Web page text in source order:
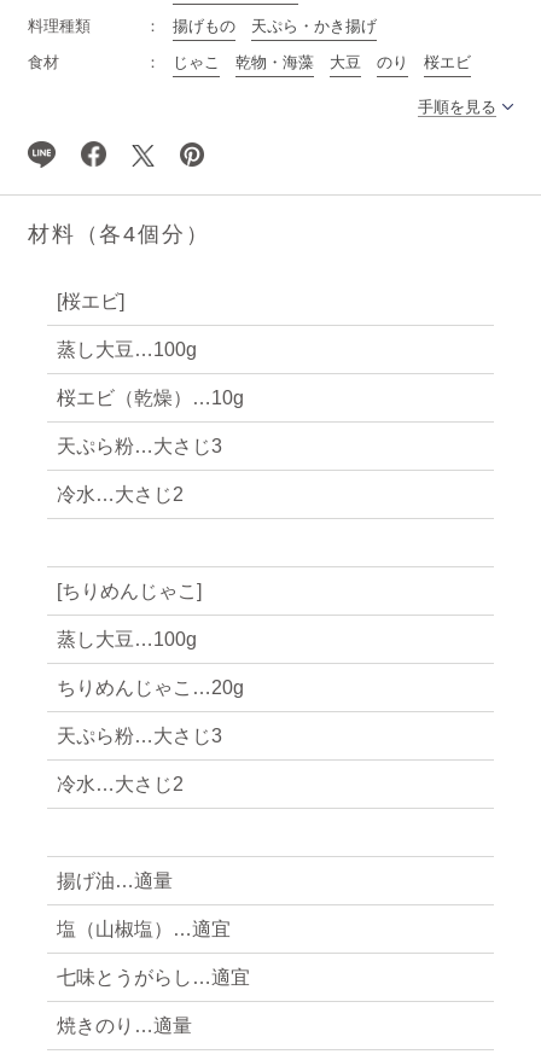
料理種類
揚げもの
天ぷら・かき揚げ
食材
じゃこ 乾物・海藻 大豆 のり 桜エビ
手順を見る
材料（各4個分）
[桜エビ]
蒸し大豆…100g
桜エビ（乾燥）…10g
天ぷら粉…大さじ3
冷水…大さじ2
[ちりめんじゃこ]
蒸し大豆…100g
ちりめんじゃこ…20g
天ぷら粉…大さじ3
冷水…大さじ2
揚げ油…適量
塩（山椒塩）…適宜
七味とうがらし…適宜
焼きのり…適量